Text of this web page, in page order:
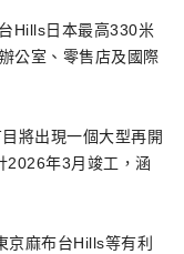
Hills日本最高330米
公室、零售店及國際
將出現一個大型再開
2026年3月竣工，涵
京麻布台Hills等有利